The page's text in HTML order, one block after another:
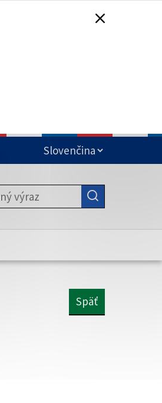
vždy začína
KARTE
KARTE
NOVEJ KARTE
Späť